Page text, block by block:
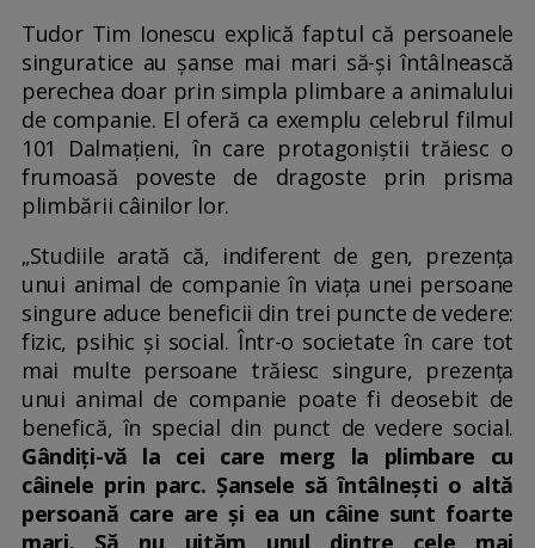
Tudor Tim Ionescu explică faptul că persoanele
singuratice au șanse mai mari să-și întâlnească
perechea doar prin simpla plimbare a animalului
de companie. El oferă ca exemplu celebrul filmul
101 Dalmațieni, în care protagoniștii trăiesc o
frumoasă poveste de dragoste prin prisma
plimbării câinilor lor.
„Studiile arată că, indiferent de gen, prezența
unui animal de companie în viața unei persoane
singure aduce beneficii din trei puncte de vedere:
fizic, psihic și social. Într-o societate în care tot
mai multe persoane trăiesc singure, prezența
unui animal de companie poate fi deosebit de
benefică, în special din punct de vedere social.
Gândiți-vă la cei care merg la plimbare cu
câinele prin parc. Șansele să întâlnești o altă
persoană care are și ea un câine sunt foarte
mari. Să nu uităm unul dintre cele mai